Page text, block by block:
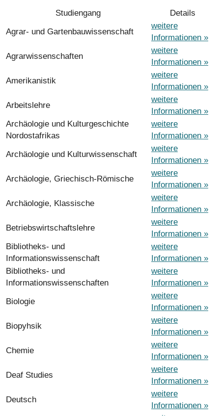
Studiengang
Details
Agrar- und Gartenbauwissenschaft
weitere
Informationen »
Agrarwissenschaften
weitere
Informationen »
Amerikanistik
weitere
Informationen »
Arbeitslehre
weitere
Informationen »
Archäologie und Kulturgeschichte
Nordostafrikas
weitere
Informationen »
Archäologie und Kulturwissenschaft
weitere
Informationen »
Archäologie, Griechisch-Römische
weitere
Informationen »
Archäologie, Klassische
weitere
Informationen »
Betriebswirtschaftslehre
weitere
Informationen »
Bibliotheks- und
Informationswissenschaft
weitere
Informationen »
Bibliotheks- und
Informationswissenschaften
weitere
Informationen »
Biologie
weitere
Informationen »
Biopyhsik
weitere
Informationen »
Chemie
weitere
Informationen »
Deaf Studies
weitere
Informationen »
Deutsch
weitere
Informationen »